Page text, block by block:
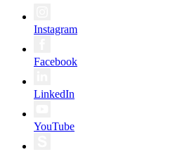
Instagram
Facebook
LinkedIn
YouTube